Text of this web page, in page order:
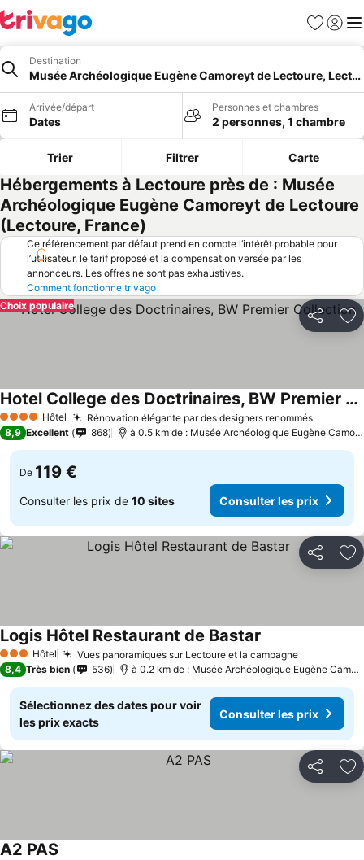
Favoris
Se
Destination
Musée Archéologique Eugène Camoreyt de Lectoure,
Arrivée/départ
Dates
Personnes et chambres
2 personnes, 1 chambre
Trier Filtrer Carte
Hébergements à Lectoure près de : Musée
Archéologique Eugène Camoreyt de Lectoure
(Lectoure, France)
Ce référencement par défaut prend en compte l’intérêt probable pour
l’utilisateur, le tarif proposé et la compensation versée par les
annonceurs. Les offres ne sont pas exhaustives.
Comment fonctionne trivago
Partager
Choix populaire
4 Étoiles Hôtel Rénovation élégante par des designers renommés
Hotel College des Doctrinaires, BW Premier Collection
Consulter les prix
8,9 Excellent 868 à 0.5 km de : Musée Archéologique Eugène
De 119 €
Consulter les prix de 10 sites Consulter les prix
Partager
3 ÉtoilesHôtel Vues panoramiques sur Lectoure et la campagneConsulter
Logis Hôtel Restaurant de Bastar
8,4 Très bien 536 à 0.2 km de : Musée Archéologique Eugène
Sélectionnez des dates pour voir
les prix exacts
Consulter les prix
Partager
A2 PAS